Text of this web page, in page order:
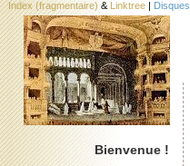
Index (fragmentaire) & Linktree | Disques
Bienvenue !